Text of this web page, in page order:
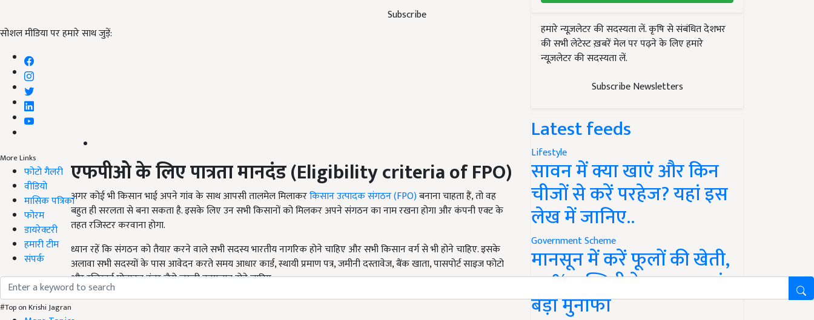
Subscribe
सोशल मीडिया पर हमारे साथ जुड़ें:
More Links
फोटो गैलरी
वीडियो
मासिक पत्रिका
फोरम
डायरेक्टरी
हमारी टीम
संपर्क
#Top on Krishi Jagran
एफपीओ के लिए पात्रता मानदंड(Eligibility criteria of FPO)
अगर कोई भी किसान भाई अपने गांव के साथ आपसी तालमेल मिलाकरकिसान उत्पादक संगठन (FPO)बनाना चाहता हैं, तो वह
बहुत ही सरलता से बना सकता है. इसके लिए उन सभी किसानों को मिलकर अपने संगठन का नाम रखना होगा और कंपनी एक्ट के
तहत रजिस्टर करवाना होगा.
ध्यान रहें कि संगठन को तैयार करने वाले सभी सदस्य भारतीय नागरिक होने चाहिए और सभी किसान वर्ग से भी होने चाहिए. इसके
अलावा सभी सदस्यों के पास आवेदन करते समय आधार कार्ड, स्थायी प्रमाण पत्र, जमीनी दस्तावेज, बैंक खाता, पासपोर्ट साइज फोटो
और रजिस्टर्ड मोबाइल नंबर जैसे जरूरी कागजात होने चाहिए.
हमारे न्यूज़लेटर की सदस्यता लें. कृषि से संबंधित देशभर
की सभी लेटेस्ट ख़बरें मेल पर पढ़ने के लिए हमारे
न्यूज़लेटर की सदस्यता लें.
Subscribe Newsletters
Latest feeds
Lifestyle
सावन में क्या खाएं और किन
चीजों से करें परहेज? यहां इस
लेख में जानिए..
Government Scheme
मानसून में करें फूलों की खेती,
50% सब्सिडी के साथ कमाएं
बड़ा मुनाफा